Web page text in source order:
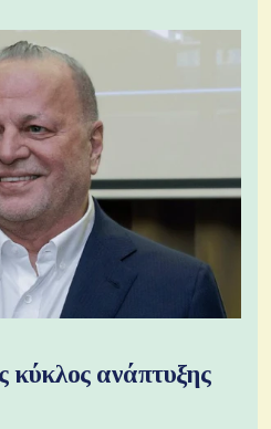
κύκλος ανάπτυξης